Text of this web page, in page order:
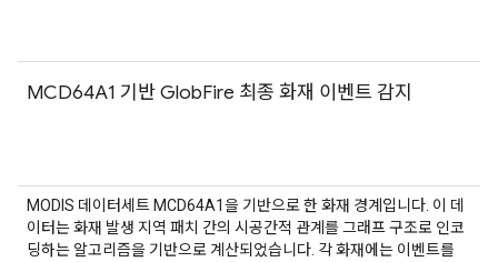
MCD64A1 기반 GlobFire 최종 화재 이벤트 감지
MODIS 데이터세트 MCD64A1을 기반으로 한 화재 경계입니다. 이 데
이터는 화재 발생 지역 패치 간의 시공간적 관계를 그래프 구조로 인코
딩하는 알고리즘을 기반으로 계산되었습니다. 각 화재에는 이벤트를